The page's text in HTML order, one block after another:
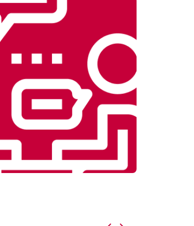
Заказать
Заказать
Заказать